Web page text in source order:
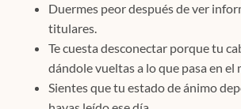
Duermes peor después de ver
titulares.
Te cuesta desconectar porque tu
dándole vueltas a lo que pasa en el
Sientes que tu estado de ánimo